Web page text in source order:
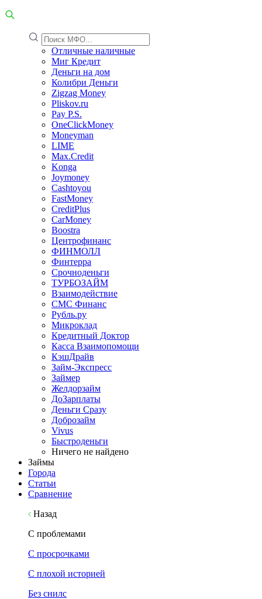
Отличные наличные
Миг Кредит
Деньги на дом
Колибри Деньги
Zigzag Money
Pliskov.ru
Pay P.S.
OneClickMoney
Moneyman
LIME
Max.Credit
Konga
Joymoney
Cashtoyou
FastMoney
CreditPlus
CarMoney
Boostra
Центрофинанс
ФИНМОЛЛ
Финтерра
Срочноденьги
ТУРБОЗАЙМ
Взаимодействие
СМС Финанс
Рубль.ру
Микроклад
Кредитный Доктор
Касса Взаимопомощи
КэшДрайв
Займ-Экспресс
Займер
Желдорзайм
ДоЗарплаты
Деньги Сразу
Доброзайм
Vivus
Быстроденьги
Ничего не найдено
Займы
Города
Статьи
Сравнение
Назад
С проблемами
С просрочками
С плохой историей
Без снилс